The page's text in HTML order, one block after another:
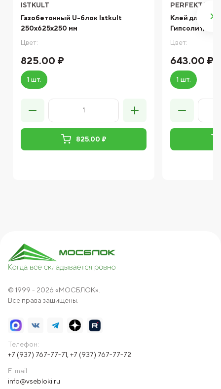
ISTKULT
Газобетонный U-блок Istkult
250х625х250 мм
Цвет:
825.00 ₽
1 шт.
825.00 ₽
PERFEKTA
Клей для
Гипсолит, 25
Цвет:
643.00 ₽
1 шт.
© 1999 - 2026 «МОСБЛОК».
Все права защищены.
Телефон:
+7 (937) 767-77-71 +7 (937) 767-77-72
E-mail:
info@vsebloki.ru